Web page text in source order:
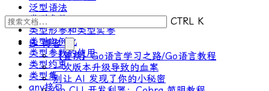
CTRL K
📝 博客
【置顶】Go语言学习之路/Go语言教程
一次版本升级导致的血案
别让 AI 发现了你的小秘密
泛型语法
类型参数
类型形参和类型实参
类型实例化
类型参数的使用
类型约束
类型集
any接口